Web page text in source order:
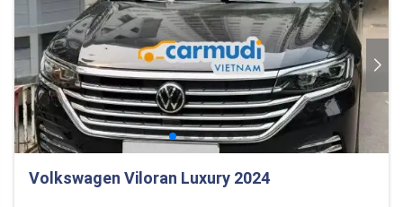
Volkswagen Viloran Luxury 2024